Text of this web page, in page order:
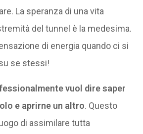
La speranza di una vita
del tunnel è la medesima.
di energia quando ci si
se stessi!
vuol dire saper
e aprirne un altro. Questo
di assimilare tutta